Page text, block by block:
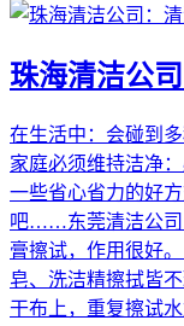
珠海清洁公
在生活中：会碰到
家庭必须维持洁净
一些省心省力的好
吧……东莞清洁公司
膏擦试，作用很好
皂、洗洁精擦拭皆
干布上，重复擦试